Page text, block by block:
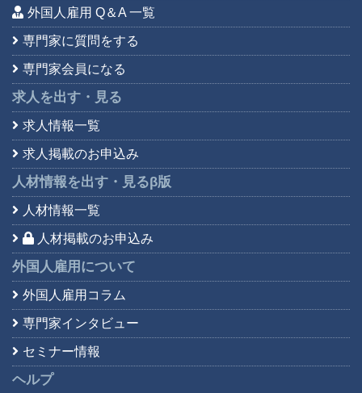
外国人雇用 Q＆A 一覧
専門家に質問をする
専門家会員になる
求人を出す・見る
求人情報一覧
求人掲載のお申込み
人材情報を出す・見るβ版
人材情報一覧
人材掲載のお申込み
外国人雇用について
外国人雇用コラム
専門家インタビュー
セミナー情報
ヘルプ